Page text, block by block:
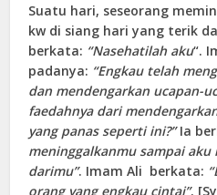
Suatu hari, seseorang
kw di siang hari yang terik
berkata: “Nasehatilah aku“.
padanya: “Engkau telah
dan mendengarkan ucapan-
faedahnya dari
yang panas seperti ini?”Ia
meninggalkanmu sampai
darimu”. Imam Ali berkata:
orang yang engkau cintai”.